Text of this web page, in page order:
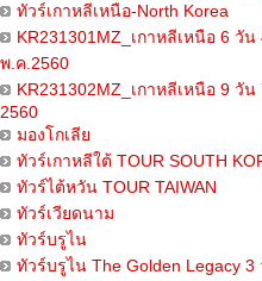
ทัวร์เกาหลีเหนือ-North Korea
KR231301MZ_เกาหลีเหนือ 6 วั
พ.ค.2560
KR231302MZ_เกาหลีเหนือ 9
2560
มองโกเลีย
ทัวร์เกาหลีใต้ TOUR SOUTH
ทัวร์ไต้หวัน TOUR TAIWAN
ทัวร์เวียดนาม
ทัวร์บรูไน
ทัวร์บรูไน The Golden Legacy